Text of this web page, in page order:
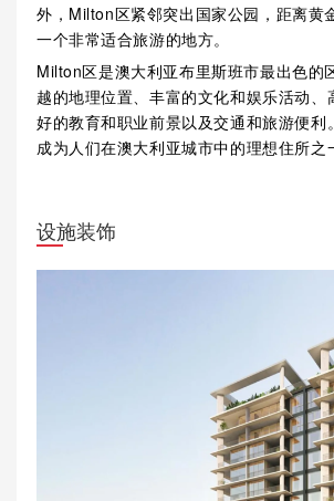
外，Milton区紧邻突出国家公园，距离黄
一个非常适合旅游的地方。
Milton区是澳大利亚布里斯班市最出色的
越的地理位置、丰富的文化和娱乐活动、
好的教育和职业前景以及交通和旅游便
成为人们在澳大利亚城市中的理想住所之
设施装饰